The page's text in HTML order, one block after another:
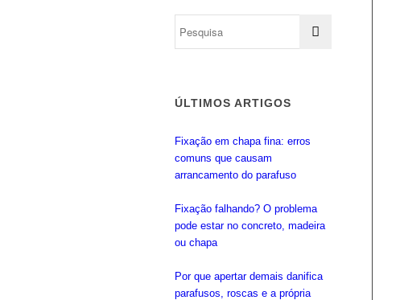
ÚLTIMOS ARTIGOS
Fixação em chapa fina: erros
comuns que causam
arrancamento do parafuso
Fixação falhando? O problema
pode estar no concreto, madeira
ou chapa
Por que apertar demais danifica
parafusos, roscas e a própria